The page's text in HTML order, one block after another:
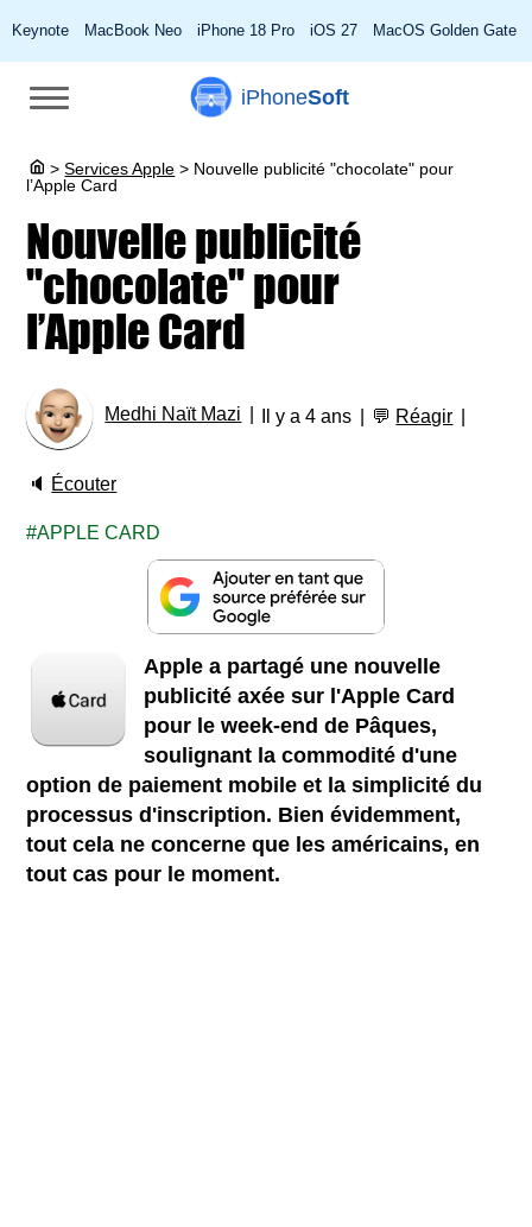
Keynote MacBook Neo iPhone 18 Pro iOS 27 MacOS Golden Gate
iPhoneSoft
> Services Apple > Nouvelle publicité "chocolate" pour
l’Apple Card
Nouvelle publicité
"chocolate" pour
l’Apple Card
Medhi Naït Mazi Il y a 4 ans 💬 Réagir
🔈 Écouter
APPLE CARD
Apple a partagé une nouvelle
publicité axée sur l'Apple Card
pour le week-end de Pâques,
soulignant la commodité d'une
option de paiement mobile et la simplicité du
processus d'inscription. Bien évidemment,
tout cela ne concerne que les américains, en
tout cas pour le moment.